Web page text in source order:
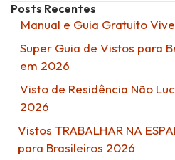
Posts Recentes
Manual e Guia Gratuito
Super Guia de Vistos para
em 2026
Visto de Residência Não
2026
Vistos TRABALHAR NA
para Brasileiros 2026